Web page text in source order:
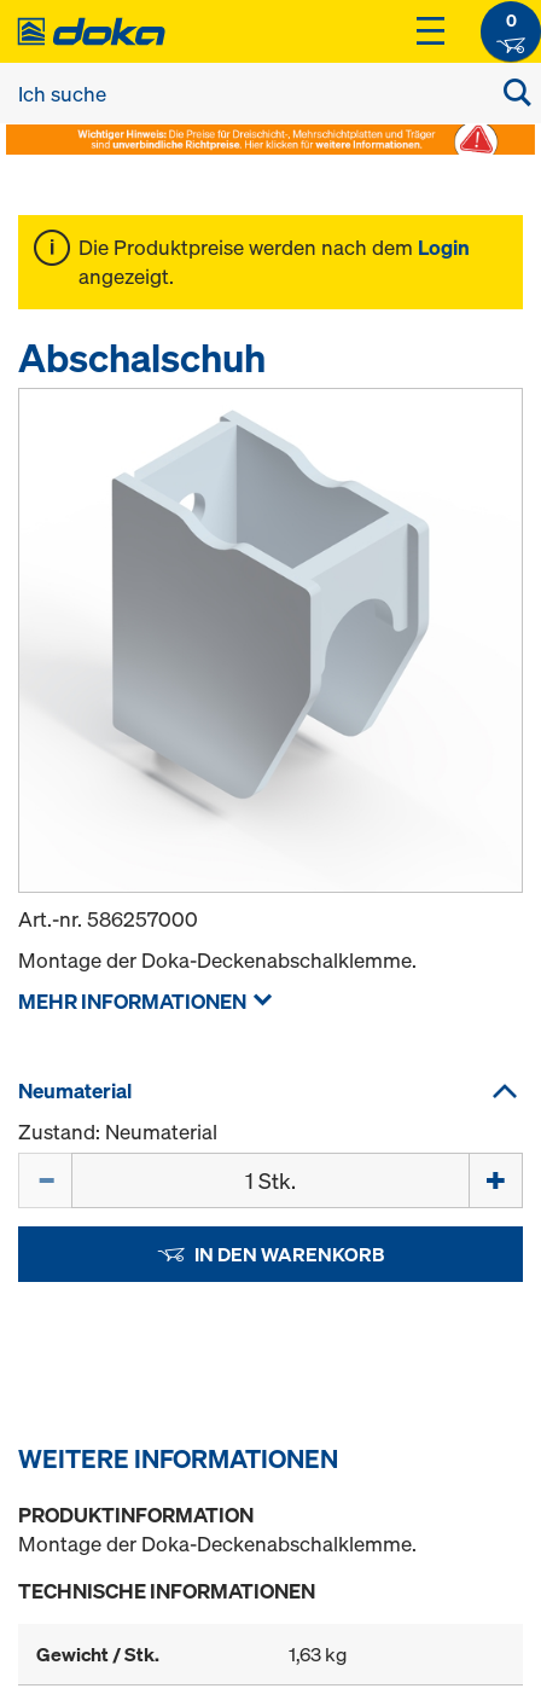
0
Die Produktpreise werden nach dem Login
angezeigt.
Abschalschuh
Art.-nr. 586257000
Montage der Doka-Deckenabschalklemme.
MEHR INFORMATIONEN
Neumaterial
Zustand: Neumaterial
IN DEN WARENKORB
WEITERE INFORMATIONEN
PRODUKTINFORMATION
Montage der Doka-Deckenabschalklemme.
TECHNISCHE INFORMATIONEN
Gewicht / Stk. 1,63 kg